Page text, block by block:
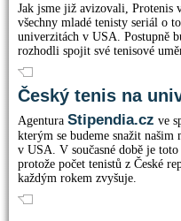
Jak jsme již avizovali, Protenis
všechny mladé tenisty seriál o
univerzitách v USA. Postupně
rozhodli spojit své tenisové
Český tenis na
Agentura Stipendia.cz ve
kterým se budeme snažit
v USA. V současné době je
protože počet tenistů z České
každým rokem zvyšuje.